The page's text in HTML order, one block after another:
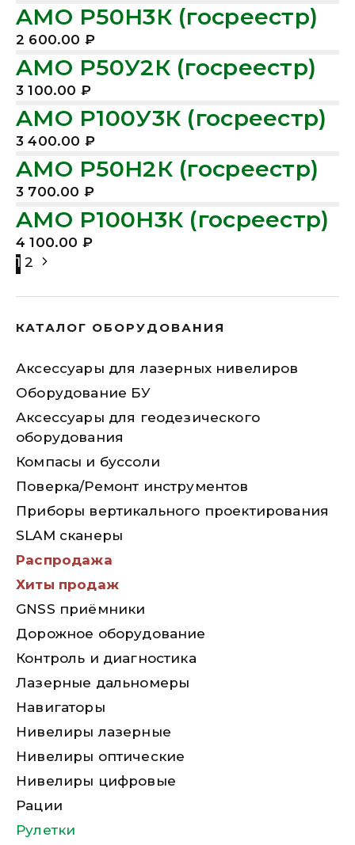
AMO Р50H3К (госреестр)
2 600.00 ₽
AMO Р50У2К (госреестр)
3 100.00 ₽
AMO Р100У3К (госреестр)
3 400.00 ₽
AMO Р50H2К (госреестр)
3 700.00 ₽
AMO Р100Н3К (госреестр)
4 100.00 ₽
1 2
КАТАЛОГ ОБОРУДОВАНИЯ
Аксессуары для лазерных нивелиров
Оборудование БУ
Аксессуары для геодезического
оборудования
Компасы и буссоли
Поверка/Ремонт инструментов
Приборы вертикального проектирования
SLAM сканеры
Распродажа
Хиты продаж
GNSS приёмники
Дорожное оборудование
Контроль и диагностика
Лазерные дальномеры
Навигаторы
Нивелиры лазерные
Нивелиры оптические
Нивелиры цифровые
Рации
Рулетки